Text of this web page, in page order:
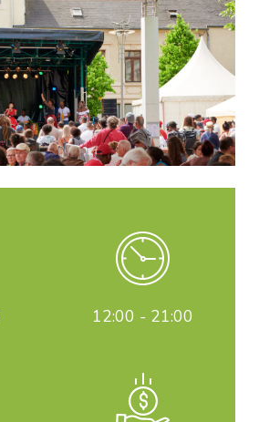
12:00 - 21:00